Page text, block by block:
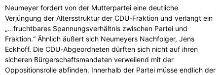
Neumeyer fordert von der Mutterpartei eine deutliche
Verjüngung der Altersstruktur der CDU-Fraktion und verlangt ein
„…fruchtbares Spannungsverhältnis zwischen Partei und
Fraktion.“ Ähnlich äußert sich Neumeyers Nachfolger, Jens
Eckhoff. Die CDU-Abgeordneten dürften sich nicht auf ihren
sicheren Bürgerschaftsmandaten verweilend mit der
Oppositionsrolle abfinden. Innerhalb der Partei müsse endlich der